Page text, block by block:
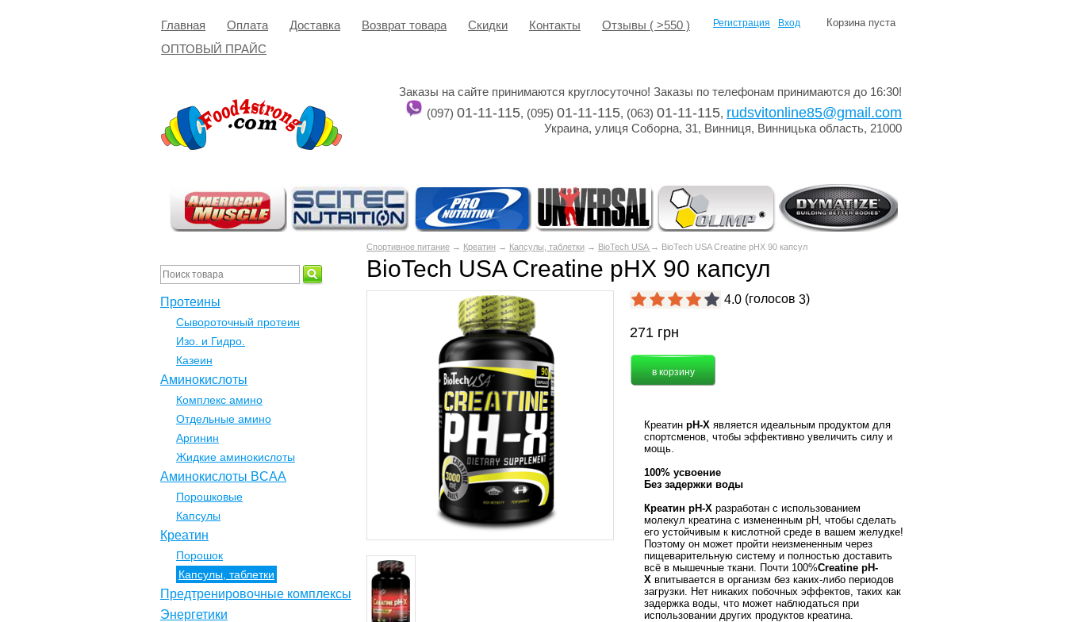
Главная Оплата Доставка Возврат товара Cкидки Контакты
Отзывы ( >550 )
ОПТОВЫЙ ПРАЙС
Корзина пуста
Регистрация Вход
Заказы на сайте принимаются круглосуточно! Заказы по телефонам принимаются до 16:30!
(097) 01-11-115, (095) 01-11-115, (063) 01-11-115, rudsvitonline85@gmail.com
Украина, улиця Соборна, 31, Винниця, Винницька область, 21000
Спортивное питание → Креатин → Капсулы, таблетки → BioTech USA → BioTech USA Creatine pHX 90 капсул
BioTech USA Creatine pHX 90 капсул
4.0 (голосов 3)
271 грн
Креатин рН-X является идеальным продуктом для
спортсменов, чтобы эффективно увеличить силу и
мощь.
100% усвоение
Без задержки воды
Креатин рН-X разработан с использованием
молекул креатина с измененным рН, чтобы сделать
его устойчивым к кислотной среде в вашем желудке!
Поэтому он может пройти неизмененным через
пищеварительную систему и полностью доставить
всё в мышечные ткани. Почти 100%Creatine pH-
X впитывается в организм без каких-либо периодов
загрузки. Нет никаких побочных эффектов, таких как
задержка воды, что может наблюдаться при
использовании других продуктов креатина.
Протеины
Сывороточный протеин
Изо. и Гидро.
Казеин
Аминокислоты
Комплекс амино
Отдельные амино
Аргинин
Жидкие аминокислоты
Аминокислоты BCAA
Порошковые
Капсулы
Креатин
Порошок
Капсулы, таблетки
Предтренировочные комплексы
Энергетики